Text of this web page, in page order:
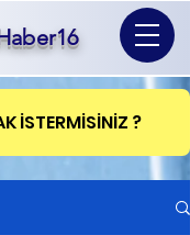
İSTERMİSİNİZ ?